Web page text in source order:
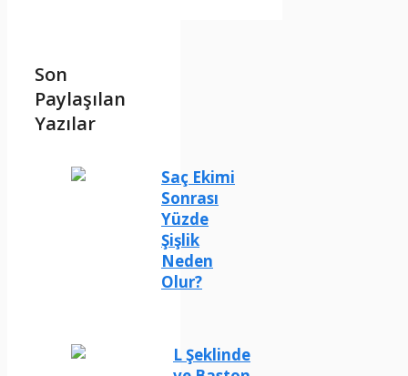
Son
Paylaşılan
Yazılar
Saç Ekimi
Sonrası
Yüzde
Şişlik
Neden
Olur?
L Şeklinde